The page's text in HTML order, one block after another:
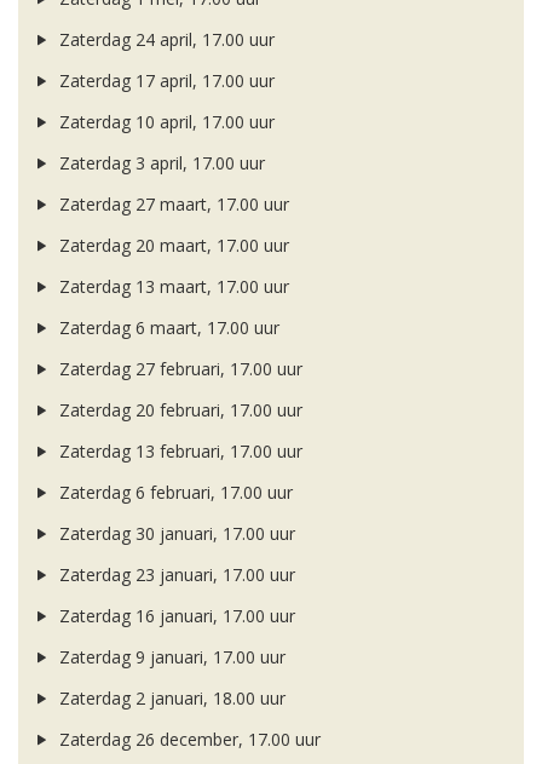
Zaterdag 24 april, 17.00 uur
Zaterdag 17 april, 17.00 uur
Zaterdag 10 april, 17.00 uur
Zaterdag 3 april, 17.00 uur
Zaterdag 27 maart, 17.00 uur
Zaterdag 20 maart, 17.00 uur
Zaterdag 13 maart, 17.00 uur
Zaterdag 6 maart, 17.00 uur
Zaterdag 27 februari, 17.00 uur
Zaterdag 20 februari, 17.00 uur
Zaterdag 13 februari, 17.00 uur
Zaterdag 6 februari, 17.00 uur
Zaterdag 30 januari, 17.00 uur
Zaterdag 23 januari, 17.00 uur
Zaterdag 16 januari, 17.00 uur
Zaterdag 9 januari, 17.00 uur
Zaterdag 2 januari, 18.00 uur
Zaterdag 26 december, 17.00 uur